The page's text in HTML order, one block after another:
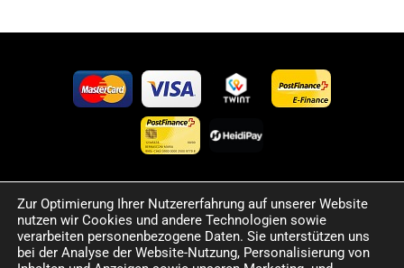
©2024 Happy Sport. Alle auf dieser Website angegebenen
Preise und Informationen sind unverbindlich und können
Fehler sowie Irrtümer enthalten. Wir behalten uns das Recht
Zur Optimierung Ihrer Nutzererfahrung auf unserer Website
nutzen wir Cookies und andere Technologien sowie
verarbeiten personenbezogene Daten. Sie unterstützen uns
bei der Analyse der Website-Nutzung, Personalisierung von